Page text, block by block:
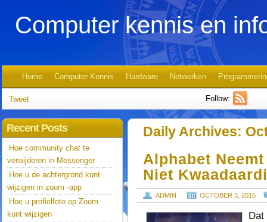
Computer kennis en
Home Computer Kennis Hardware Netwerken
Tweet Follow:
Daily Archives:
Alphabet
Niet
ADMIN OCTOBER 3, 2015
Recent Posts
Hoe community chat te
verwijderen in Messenger
Hoe u de achtergrond kunt
wijzigen in zoom -app
Hoe u profielfoto op Zoom
kunt wijzigen